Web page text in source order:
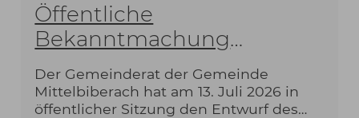
Öffentliche
Bekanntmachung
Bebauungsplan Baugebiet
„Beim Kinderhaus IV“
Der Gemeinderat der Gemeinde
Mittelbiberach hat am 13. Juli 2026 in
öffentlicher Sitzung den Entwurf des